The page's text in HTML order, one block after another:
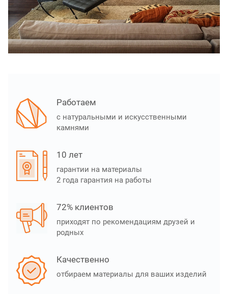
Работаем
с натуральными и искусственными
камнями
10 лет
гарантии на материалы
2 года гарантия на работы
72% клиентов
приходят по рекомендациям друзей и
родных
Качественно
отбираем материалы для ваших изделий